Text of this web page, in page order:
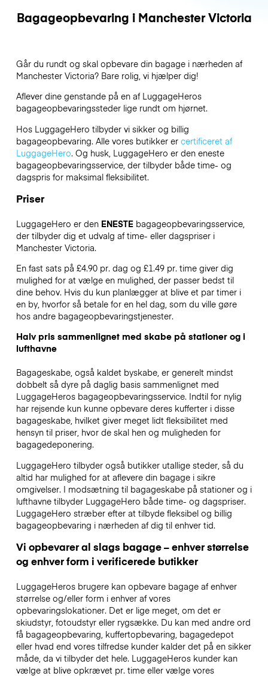
Bagageopbevaring i Manchester Victoria
Går du rundt og skal opbevare din bagage i nærheden af
Manchester Victoria? Bare rolig, vi hjælper dig!
Aflever dine genstande på en af LuggageHeros
bagageopbevaringssteder lige rundt om hjørnet.
Hos LuggageHero tilbyder vi sikker og billig
bagageopbevaring. Alle vores butikker er certificeret af
LuggageHero. Og husk, LuggageHero er den eneste
bagageopbevaringsservice, der tilbyder både time- og
dagspris for maksimal fleksibilitet.
Priser
LuggageHero er den ENESTEbagageopbevaringsservice,
der tilbyder dig et udvalg af time- eller dagspriser i
Manchester Victoria.
En fast sats på £4.90 pr. dag og £1.49 pr. time giver dig
mulighed for at vælge en mulighed, der passer bedst til
dine behov. Hvis du kun planlægger at blive et par timer i
en by, hvorfor så betale for en hel dag, som du ville gøre
hos andre bagageopbevaringstjenester.
Halv pris sammenlignet med skabe på stationer og i
lufthavne
Bagageskabe, også kaldet byskabe, er generelt mindst
dobbelt så dyre på daglig basis sammenlignet med
LuggageHeros bagageopbevaringsservice. Indtil for nylig
har rejsende kun kunne opbevare deres kufferter i disse
bagageskabe, hvilket giver meget lidt fleksibilitet med
hensyn til priser, hvor de skal hen og muligheden for
bagagedeponering.
LuggageHero tilbyder også butikker utallige steder, så du
altid har mulighed for at aflevere din bagage i sikre
omgivelser. I modsætning til bagageskabe på stationer og i
lufthavne tilbyder LuggageHero både time- og dagspriser.
LuggageHero stræber efter at tilbyde fleksibel og billig
bagageopbevaring i nærheden af dig til enhver tid.
Vi opbevarer al slags bagage – enhver størrelse
og enhver form i verificerede butikker
LuggageHeros brugere kan opbevare bagage af enhver
størrelse og/eller form i enhver af vores
opbevaringslokationer. Det er lige meget, om det er
skiudstyr, fotoudstyr eller rygsække. Du kan med andre ord
få bagageopbevaring, kuffertopbevaring, bagagedepot
eller hvad end vores tilfredse kunder kalder det på en sikker
måde, da vi tilbyder det hele. LuggageHeros kunder kan
vælge at blive opkrævet pr. time eller vælge vores